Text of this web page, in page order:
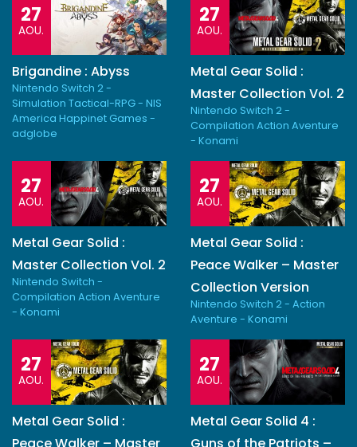
27
AOU.
Brigandine : Abyss
Nintendo Switch 2 -
Simulation Tactical-RPG - NIS
America Happinet Games -
adglobe
27
AOU.
Metal Gear Solid :
Master Collection Vol. 2
Nintendo Switch 2 -
Compilation Action Aventure
- Konami
27
AOU.
Metal Gear Solid :
Master Collection Vol. 2
Nintendo Switch -
Compilation Action Aventure
- Konami
27
AOU.
Metal Gear Solid :
Peace Walker – Master
Collection Version
Nintendo Switch 2 - Action
Aventure - Konami
27
AOU.
Metal Gear Solid :
Peace Walker – Master
27
AOU.
Metal Gear Solid 4 :
Guns of the Patriots –